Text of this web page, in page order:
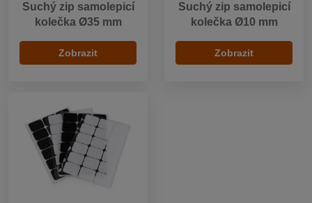
Suchý zip samolepicí
kolečka Ø35 mm
Zobrazit
Suchý zip samolepicí
kolečka Ø10 mm
Zobrazit